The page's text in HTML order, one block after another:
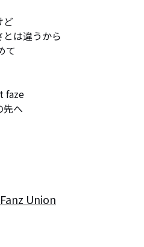
ど
は違うから
て
faze
先へ
Fanz Union